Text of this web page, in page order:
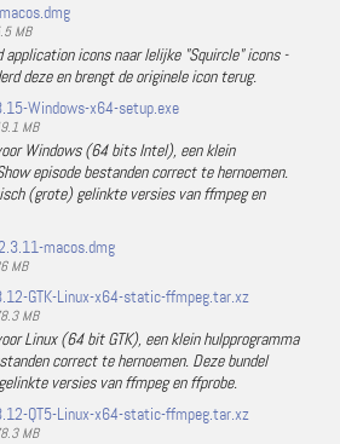
MB
application icons naar lelijke "Squircle" icons -
deze en brengt de originele icon terug.
Windows-x64-setup.exe
MB
Windows (64 bits Intel), een klein
episode bestanden correct te hernoemen.
(grote) gelinkte versies van ffmpeg en
macos.dmg
MB
GTK-Linux-x64-static-ffmpeg.tar.xz
MB
Linux (64 bit GTK), een klein hulpprogramma
correct te hernoemen. Deze bundel
versies van ffmpeg en ffprobe.
QT5-Linux-x64-static-ffmpeg.tar.xz
MB